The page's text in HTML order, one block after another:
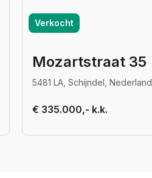
Verkocht
Mozartstraat 35
5481 LA, Schijndel, Nederland
€ 335.000,- k.k.